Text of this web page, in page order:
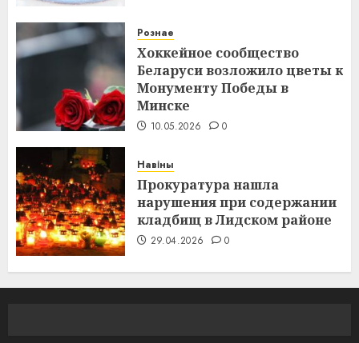
Рознае
Хоккейное сообщество
Беларуси возложило цветы к
Монументу Победы в
Минске
10.05.2026 0
Навіны
Прокуратура нашла
нарушения при содержании
кладбищ в Лидском районе
29.04.2026 0